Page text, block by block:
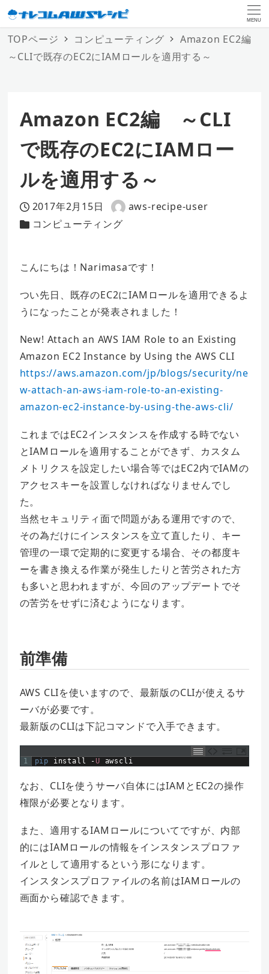
MENU
TOPページ コンピューティング
Amazon EC2編
～CLIで既存のEC2にIAMロールを適用する～
Amazon EC2編 ～CLI
で既存のEC2にIAMロー
ルを適用する～
投稿日
2017年2月15日
著
者
aws-recipe-user
カテゴリー
コンピューティング
こんにちは！Narimasaです！
つい先日、既存のEC2にIAMロールを適用できるよ
うになったことが発表されました！
New! Attach an AWS IAM Role to an Existing
Amazon EC2 Instance by Using the AWS CLI
https://aws.amazon.com/jp/blogs/security/ne
w-attach-an-aws-iam-role-to-an-existing-
amazon-ec2-instance-by-using-the-aws-cli/
これまではEC2インスタンスを作成する時でない
とIAMロールを適用することができず、カスタム
メトリクスを設定したい場合等ではEC2内でIAMの
アクセスキーを設置しなければなりませんでし
た。
当然セキュリティ面で問題がある運用ですので、
その為だけにインスタンスを立て直したり、キー
管理の一環で定期的に変更する場合、その都度キ
ーを書き換える作業が発生したりと苦労された方
も多いと思われますが、今回のアップデートでそ
の苦労をせずに済むようになります。
前準備
AWS CLIを使いますので、最新版のCLIが使えるサ
ーバが必要です。
最新版のCLIは下記コマンドで入手できます。
1 pip install - U awscli
なお、CLIを使うサーバ自体にはIAMとEC2の操作
権限が必要となります。
また、適用するIAMロールについてですが、内部
的にはIAMロールの情報をインスタンスプロファ
イルとして適用するという形になります。
インスタンスプロファイルの名前はIAMロールの
画面から確認できます。